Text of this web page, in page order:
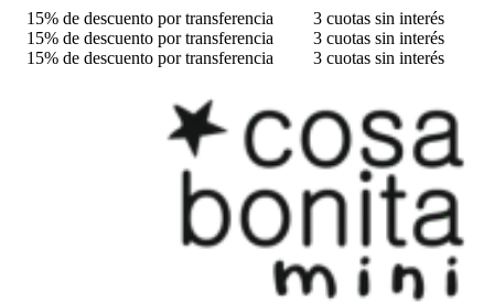
15% de descuento por transferencia
3 cuotas sin interés
15% de descuento por transferencia
3 cuotas sin interés
15% de descuento por transferencia
3 cuotas sin interés